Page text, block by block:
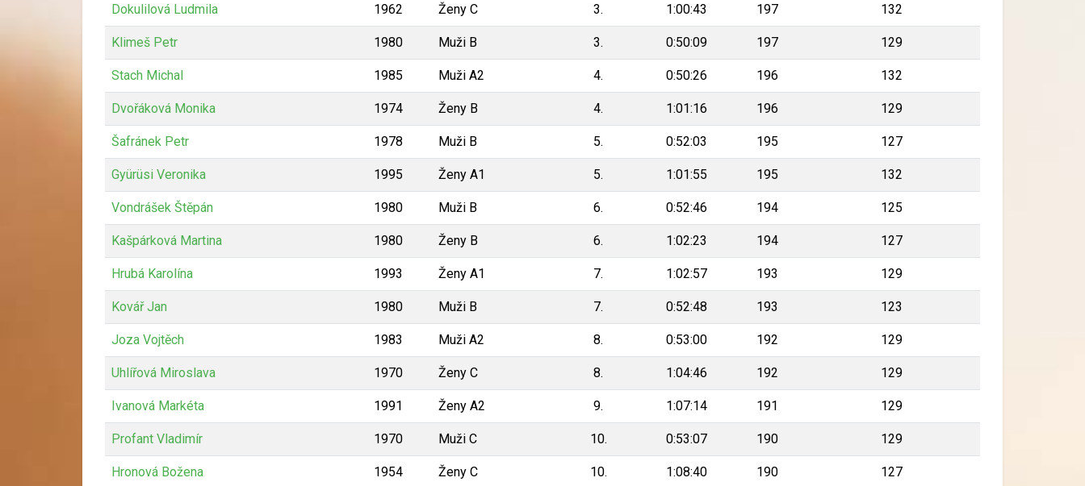
Dokulilová Ludmila 1962 Ženy C 3. 1:00:43 197 132
Klimeš Petr 1980 Muži B 3. 0:50:09 197 129
Stach Michal 1985 Muži A2 4. 0:50:26 196 132
Dvořáková Monika 1974 Ženy B 4. 1:01:16 196 129
Šafránek Petr 1978 Muži B 5. 0:52:03 195 127
Gyürüsi Veronika 1995 Ženy A1 5. 1:01:55 195 132
Vondrášek Štěpán 1980 Muži B 6. 0:52:46 194 125
Kašpárková Martina 1980 Ženy B 6. 1:02:23 194 127
Hrubá Karolína 1993 Ženy A1 7. 1:02:57 193 129
Kovář Jan 1980 Muži B 7. 0:52:48 193 123
Joza Vojtěch 1983 Muži A2 8. 0:53:00 192 129
Uhlířová Miroslava 1970 Ženy C 8. 1:04:46 192 129
Ivanová Markéta 1991 Ženy A2 9. 1:07:14 191 129
Profant Vladimír 1970 Muži C 10. 0:53:07 190 129
Hronová Božena 1954 Ženy C 10. 1:08:40 190 127